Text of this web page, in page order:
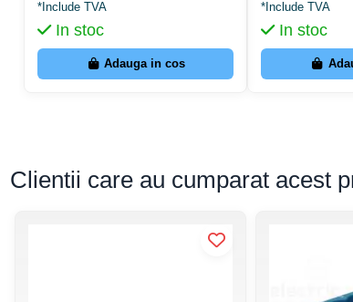
*Include TVA
In stoc
Adauga in cos
*Include TVA
In stoc
Clientii care au cumparat acest